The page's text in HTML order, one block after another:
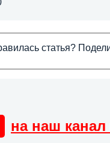
статья?
на наш